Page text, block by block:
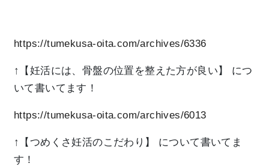
https://tumekusa-oita.com/archives/6336
↑【妊活には、骨盤の位置を整えた方が良い】
につ
いて書いてます！
https://tumekusa-oita.com/archives/6013
↑【つめくさ妊活のこだわり】
について書いてま
す！